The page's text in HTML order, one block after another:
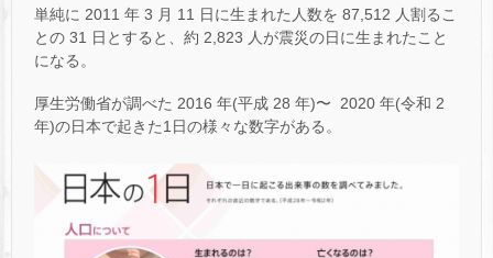
単純に 2011 年 3 月 11 日に生まれた人数を 87,512 人割るこ
との 31 日とすると、約 2,823 人が震災の日に生まれたこと
になる。
厚生労働省が調べた 2016 年(平成 28 年)〜 2020 年(令和 2
年)の日本で起きた1日の様々な数字がある。